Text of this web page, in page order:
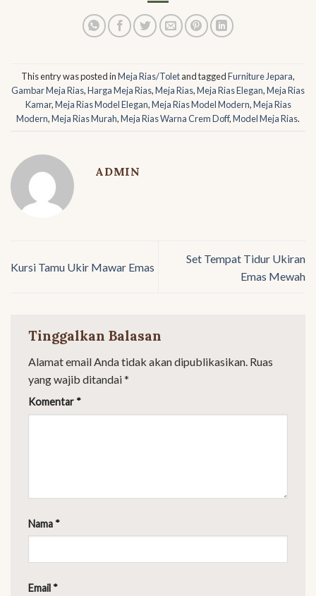
This entry was posted inMeja Rias/Toletand taggedFurniture Jepara,
Gambar Meja Rias,Harga Meja Rias,Meja Rias,Meja Rias Elegan,Meja Rias
Kamar,Meja Rias Model Elegan,Meja Rias Model Modern,Meja Rias
Modern,Meja Rias Murah,Meja Rias Warna Crem Doff,Model Meja Rias.
ADMIN
Kursi Tamu Ukir Mawar Emas
Set Tempat Tidur Ukiran
Emas Mewah
Tinggalkan Balasan
Alamat email Anda tidak akan dipublikasikan. Ruas
yang wajib ditandai*
Komentar *
Nama *
Email *